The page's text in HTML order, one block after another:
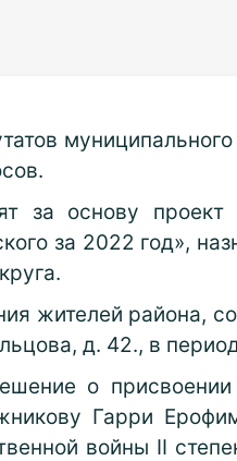
за основу
за 2022 год»,
жителей района,
д. 42., в
о присвоении
Гарри
войны II